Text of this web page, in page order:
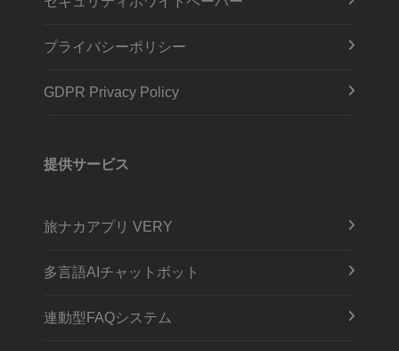
プライバシーポリシー
GDPR Privacy Policy
提供サービス
旅ナカアプリ VERY
多言語AIチャットボット
連動型FAQシステム